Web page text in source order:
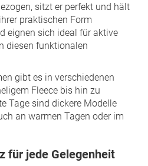
sitzt er perfekt und hält
praktischen Form
eignen sich ideal für aktive
diesen funktionalen
gibt es in verschiedenen
Fleece bis hin zu
Tage sind dickere Modelle
an warmen Tagen oder im
für jede Gelegenheit